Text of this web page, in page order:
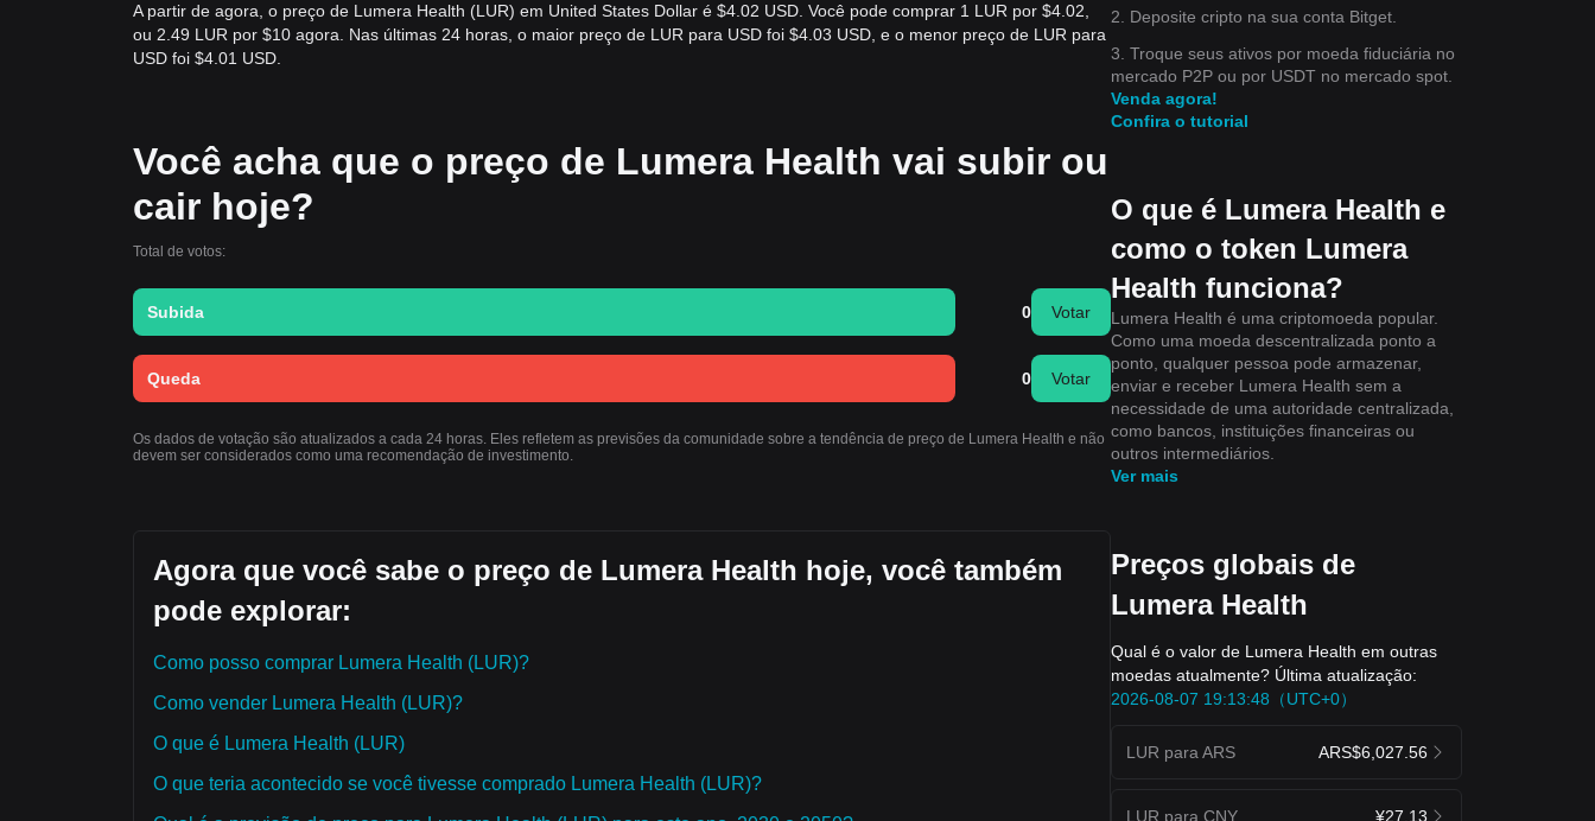
A partir de agora, o preço de Lumera Health (LUR) em United States Dollar é $4.02 USD. Você pode comprar 1 LUR por $4.02,
ou 2.49 LUR por $10 agora. Nas últimas 24 horas, o maior preço de LUR para USD foi $4.03 USD, e o menor preço de LUR para
USD foi $4.01 USD.
Você acha que o preço de Lumera Health vai subir ou
cair hoje?
Total de votos:
Subida 0 Votar
Queda 0 Votar
Os dados de votação são atualizados a cada 24 horas. Eles refletem as previsões da comunidade sobre a tendência de preço de Lumera Health e não
devem ser considerados como uma recomendação de investimento.
Agora que você sabe o preço de Lumera Health hoje, você também
pode explorar:
Como posso comprar Lumera Health (LUR)?
Como vender Lumera Health (LUR)?
O que é Lumera Health (LUR)
O que teria acontecido se você tivesse comprado Lumera Health (LUR)?
2. Deposite cripto na sua conta Bitget.
3. Troque seus ativos por moeda fiduciária no
mercado P2P ou por USDT no mercado spot.
Venda agora!
Confira o tutorial
O que é Lumera Health e
como o token Lumera
Health funciona?
Lumera Health é uma criptomoeda popular.
Como uma moeda descentralizada ponto a
ponto, qualquer pessoa pode armazenar,
enviar e receber Lumera Health sem a
necessidade de uma autoridade centralizada,
como bancos, instituições financeiras ou
outros intermediários.
Ver mais
Preços globais de
Lumera Health
Qual é o valor de Lumera Health em outras
moedas atualmente? Última atualização:
2026-08-07 19:13:48（UTC+0）
LUR para ARS ARS$6,027.56
LUR para CNY ¥27.13